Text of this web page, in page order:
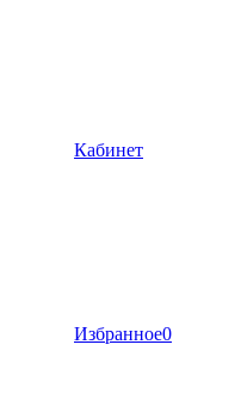
Кабинет
Избранное0